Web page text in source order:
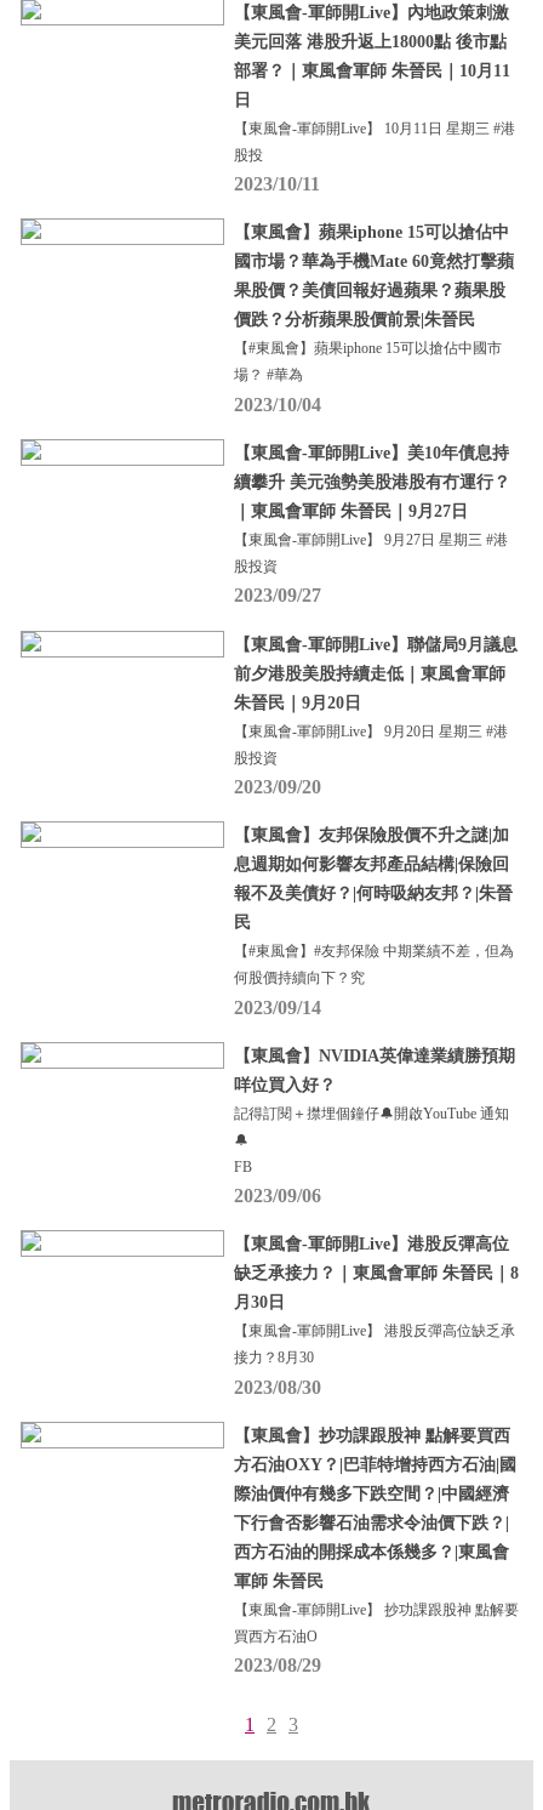
【東風會-軍師開Live】內地政策刺激
美元回落 港股升返上18000點 後市點
部署？｜東風會軍師 朱晉民｜10月11
日
【東風會-軍師開Live】 10月11日 星期三 #港
股投
2023/10/11
【東風會】蘋果iphone 15可以搶佔中
國市場？華為手機Mate 60竟然打擊蘋
果股價？美債回報好過蘋果？蘋果股
價跌？分析蘋果股價前景|朱晉民
【#東風會】蘋果iphone 15可以搶佔中國市
場？ #華為
2023/10/04
【東風會-軍師開Live】美10年債息持
續攀升 美元強勢美股港股有冇運行？
｜東風會軍師 朱晉民｜9月27日
【東風會-軍師開Live】 9月27日 星期三 #港
股投資
2023/09/27
【東風會-軍師開Live】聯儲局9月議息
前夕港股美股持續走低｜東風會軍師
朱晉民｜9月20日
【東風會-軍師開Live】 9月20日 星期三 #港
股投資
2023/09/20
【東風會】友邦保險股價不升之謎|加
息週期如何影響友邦產品結構|保險回
報不及美債好？|何時吸納友邦？|朱晉
民
【#東風會】#友邦保險 中期業績不差，但為
何股價持續向下？究
2023/09/14
【東風會】NVIDIA英偉達業績勝預期
咩位買入好？
記得訂閱＋㩒埋個鐘仔🔔開啟YouTube 通知
🔔
FB
2023/09/06
【東風會-軍師開Live】港股反彈高位
缺乏承接力？｜東風會軍師 朱晉民｜8
月30日
【東風會-軍師開Live】 港股反彈高位缺乏承
接力？8月30
2023/08/30
【東風會】抄功課跟股神 點解要買西
方石油OXY？|巴菲特增持西方石油|國
際油價仲有幾多下跌空間？|中國經濟
下行會否影響石油需求令油價下跌？|
西方石油的開採成本係幾多？|東風會
軍師 朱晉民
【東風會-軍師開Live】 抄功課跟股神 點解要
買西方石油O
2023/08/29
1 2 3